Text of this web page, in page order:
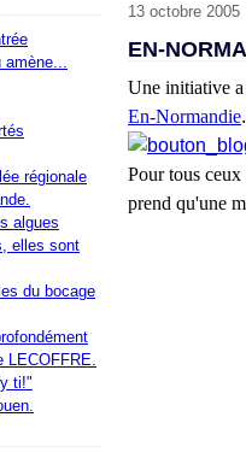
amène...
régionale
algues
elles sont
du bocage
LECOFFRE.
ti!"
13 octobre 2005
EN-
Une initiative a
En-Normandie.
Pour tous ceux
prend qu'une